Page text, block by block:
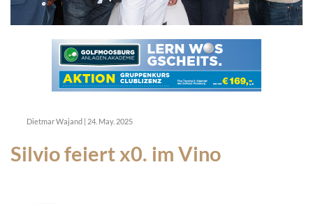
Dietmar Wajand | 24. May. 2025
Silvio feiert x0. im Vino